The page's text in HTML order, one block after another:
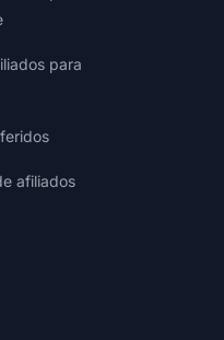
para
afiliados